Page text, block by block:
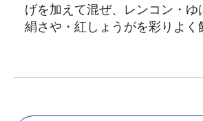
げを加えて混ぜ、レンコン・ゆ
絹さや・紅しょうがを彩りよく